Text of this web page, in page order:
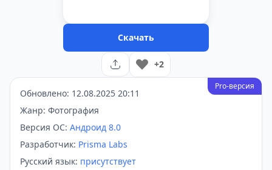
Скачать
+2
Pro-версия
Обновлено: 12.08.2025 20:11
Жанр: Фотография
Версия ОС: Андроид 8.0
Разработчик: Prisma Labs
Русский язык: присутствует